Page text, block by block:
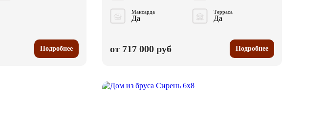
Подробнее
Мансарда
Да
Терраса
Да
от 717 000 руб Подробнее